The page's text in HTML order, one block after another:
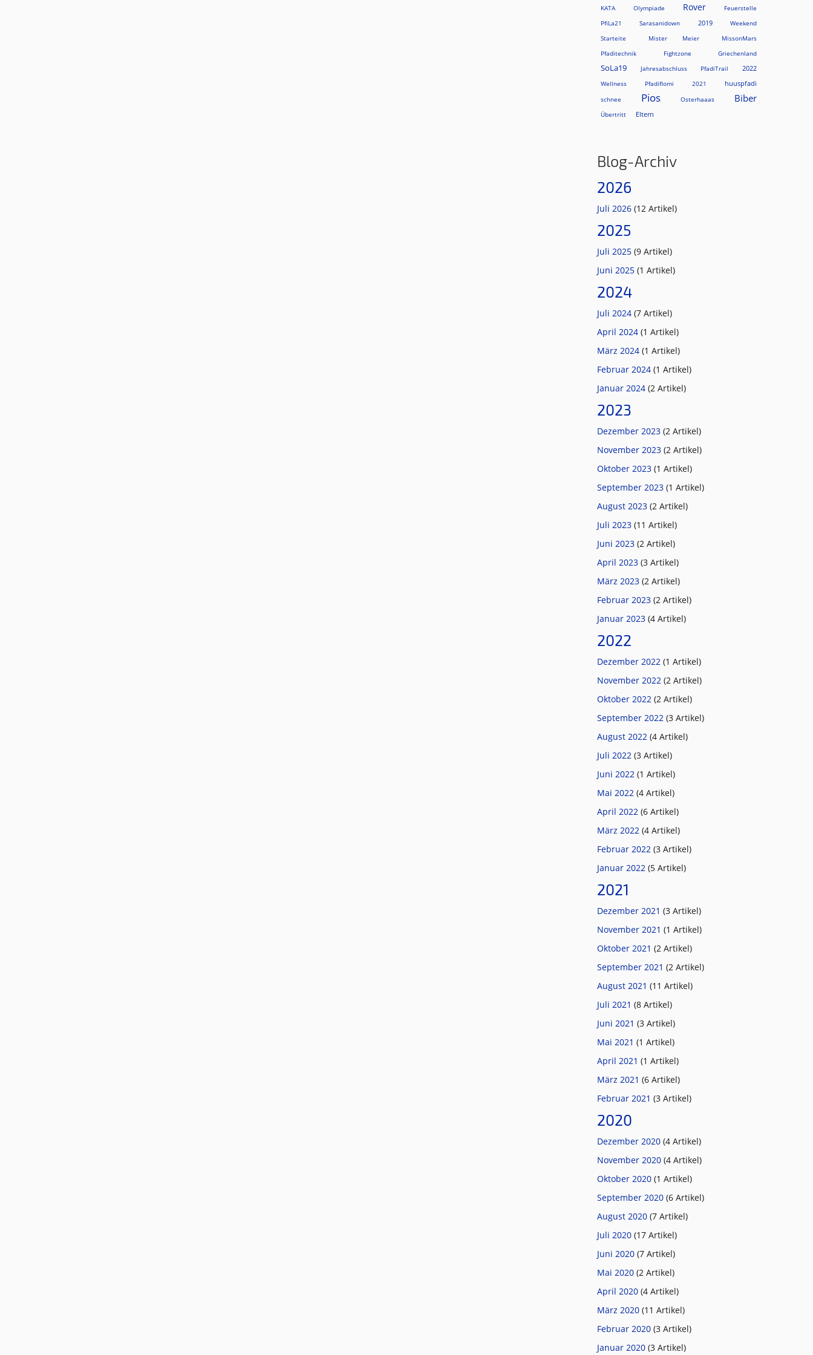
KATA Olympiade Rover
Feuerstelle
PfiLa21
Sarasanidown 2019
Weekend
Starteite
Mister Meier
MissonMars
Pfaditechnik
Fightzone Griechenland
SoLa19 Jahresabschluss PfadiTrail 2022
Wellness Pfadiflomi 2021 huuspfadi
schnee Pios Osterhaaas Biber
Übertritt Eltern
Blog-Archiv
2026
Juli 2026 (12 Artikel)
2025
Juli 2025 (9 Artikel)
Juni 2025 (1 Artikel)
2024
Juli 2024 (7 Artikel)
April 2024 (1 Artikel)
März 2024 (1 Artikel)
Februar 2024 (1 Artikel)
Januar 2024 (2 Artikel)
2023
Dezember 2023 (2 Artikel)
November 2023 (2 Artikel)
Oktober 2023 (1 Artikel)
September 2023 (1 Artikel)
August 2023 (2 Artikel)
Juli 2023 (11 Artikel)
Juni 2023 (2 Artikel)
April 2023 (3 Artikel)
März 2023 (2 Artikel)
Februar 2023 (2 Artikel)
Januar 2023 (4 Artikel)
2022
Dezember 2022 (1 Artikel)
November 2022 (2 Artikel)
Oktober 2022 (2 Artikel)
September 2022 (3 Artikel)
August 2022 (4 Artikel)
Juli 2022 (3 Artikel)
Juni 2022 (1 Artikel)
Mai 2022 (4 Artikel)
April 2022 (6 Artikel)
März 2022 (4 Artikel)
Februar 2022 (3 Artikel)
Januar 2022 (5 Artikel)
2021
Dezember 2021 (3 Artikel)
November 2021 (1 Artikel)
Oktober 2021 (2 Artikel)
September 2021 (2 Artikel)
August 2021 (11 Artikel)
Juli 2021 (8 Artikel)
Juni 2021 (3 Artikel)
Mai 2021 (1 Artikel)
April 2021 (1 Artikel)
März 2021 (6 Artikel)
Februar 2021 (3 Artikel)
2020
Dezember 2020 (4 Artikel)
November 2020 (4 Artikel)
Oktober 2020 (1 Artikel)
September 2020 (6 Artikel)
August 2020 (7 Artikel)
Juli 2020 (17 Artikel)
Juni 2020 (7 Artikel)
Mai 2020 (2 Artikel)
April 2020 (4 Artikel)
März 2020 (11 Artikel)
Februar 2020 (3 Artikel)
Januar 2020 (3 Artikel)